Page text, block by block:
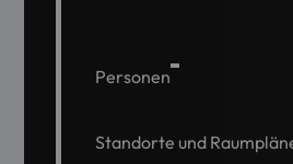
Personen
Standorte und